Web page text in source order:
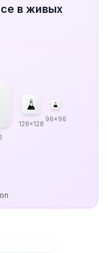
в живых
128x128
96x96